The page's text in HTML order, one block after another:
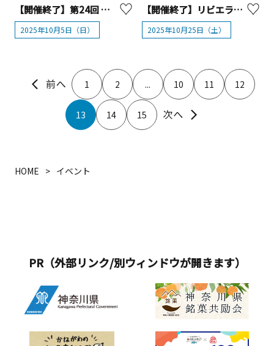
【開催終了】第24回 よこすかさかな祭り
2025年10月5日（日）
【開催終了】リビエラ逗子マリーナ ハロウィン2025
2025年10月25日（土）
1 2 ... 10 11 12
13 14 15
HOME イベント
PR（外部リンク/別ウィンドウが開きます）